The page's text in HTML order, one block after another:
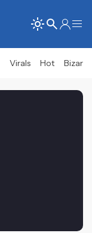
Virals Hot Bizar